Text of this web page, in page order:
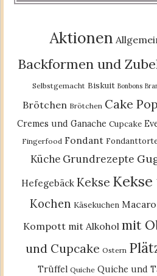
Aktionen
Backformen und
Selbstgemacht Biskuit Bonbons
Brötchen Brötchen Cake
Cremes und Ganache Cupcake
Fingerfood Fondant
Küche Grundrezepte
Hefegebäck Kekse
Kochen Käsekuchen
Kompott mit Alkohol mit
und Cupcake Ostern
Trüffel Quiche Quiche und